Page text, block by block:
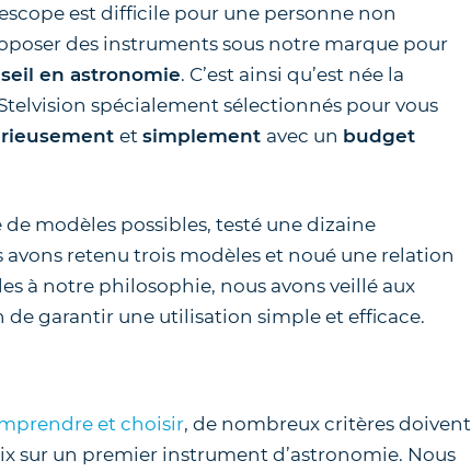
est difficile pour une personne non
des instruments sous notre marque pour
en astronomie. C’est ainsi qu’est née la
spécialement sélectionnés pour vous
et simplement avec un budget
modèles possibles, testé une dizaine
retenu trois modèles et noué une relation
à notre philosophie, nous avons veillé aux
garantir une utilisation simple et efficace.
et choisir, de nombreux critères doivent
sur un premier instrument d’astronomie. Nous